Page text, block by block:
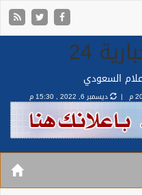
24
السعودي
ديسمبر 6, 2022 , 15:30 م